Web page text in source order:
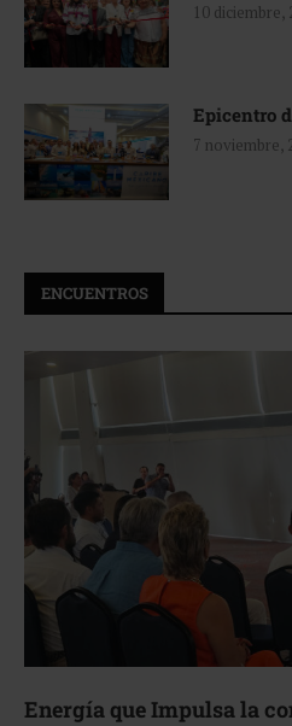
10 diciembre,
Epicentro
7 noviembre,
ENCUENTROS
Energía que Impulsa la